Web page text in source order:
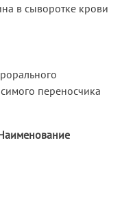
в сыворотке крови
переносчика